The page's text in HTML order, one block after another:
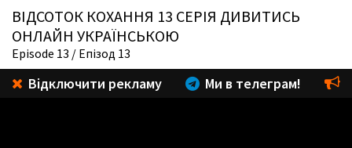
ВІДСОТОК КОХАННЯ 13 СЕРІЯ ДИВИТИСЬ
ОНЛАЙН УКРАЇНСЬКОЮ
Episode 13 / Епізод 13
Відключити рекламу Ми в телеграм!